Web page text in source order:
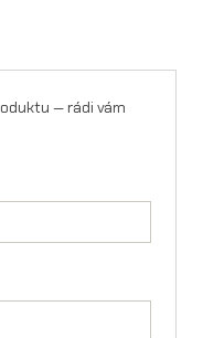
— rádi vám